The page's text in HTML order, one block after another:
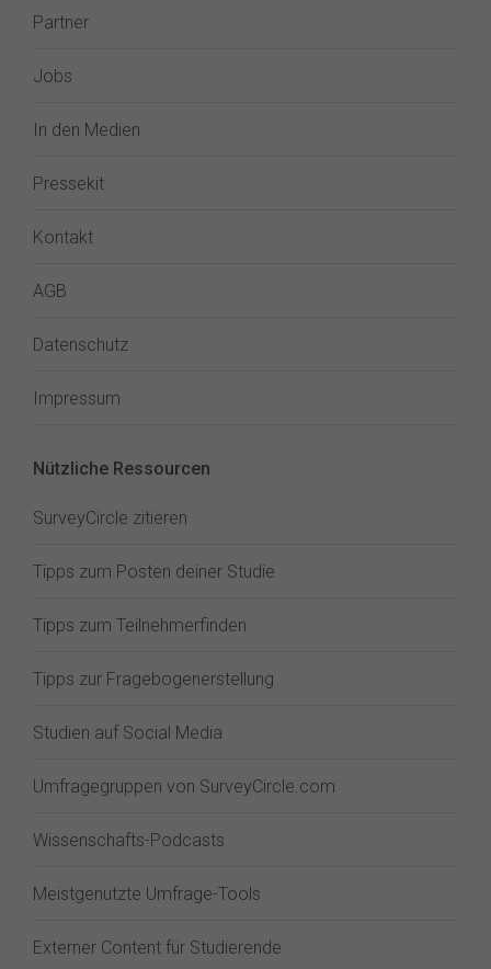
Partner
Jobs
In den Medien
Pressekit
Kontakt
AGB
Datenschutz
Impressum
Nützliche Ressourcen
SurveyCircle zitieren
Tipps zum Posten deiner Studie
Tipps zum Teilnehmerfinden
Tipps zur Fragebogenerstellung
Studien auf Social Media
Umfragegruppen von SurveyCircle.com
Wissenschafts-Podcasts
Meistgenutzte Umfrage-Tools
Externer Content für Studierende